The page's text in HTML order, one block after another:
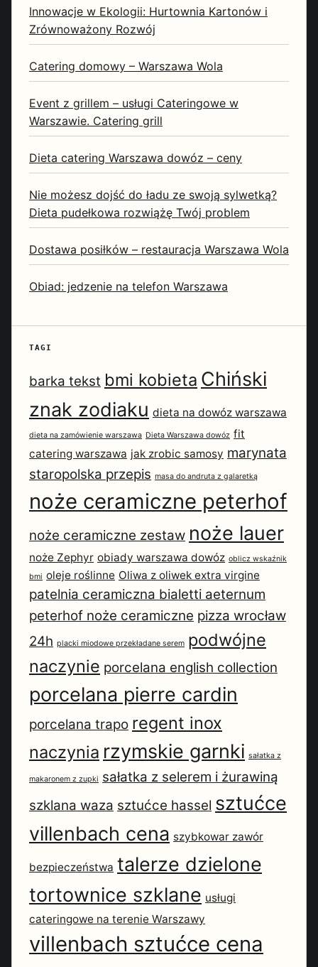
Innowacje w Ekologii: Hurtownia Kartonów i
Zrównoważony Rozwój
Catering domowy – Warszawa Wola
Event z grillem – usługi Cateringowe w
Warszawie. Catering grill
Dieta catering Warszawa dowóz – ceny
Nie możesz dojść do ładu ze swoją sylwetką?
Dieta pudełkowa rozwiążę Twój problem
Dostawa posiłków – restauracja Warszawa Wola
Obiad: jedzenie na telefon Warszawa
TAGI
barka tekst bmi kobieta Chiński
znak zodiaku dieta na dowóz warszawa
dieta na zamówienie warszawa Dieta Warszawa dowóz fit
catering warszawa jak zrobic samosy marynata
staropolska przepis masa do andruta z galaretką
noże ceramiczne peterhof
noże ceramiczne zestaw noże lauer
noże Zephyr obiady warszawa dowóz oblicz wskaźnik
bmi oleje roślinne Oliwa z oliwek extra virgine
patelnia ceramiczna bialetti aeternum
peterhof noże ceramiczne pizza wrocław
24h placki miodowe przekładane serem podwójne
naczynie porcelana english collection
porcelana pierre cardin
porcelana trapo regent inox
naczynia rzymskie garnki sałatka z
makaronem z zupki sałatka z selerem i żurawiną
szklana waza sztućce hassel sztućce
villenbach cena szybkowar zawór
bezpieczeństwa talerze dzielone
tortownice szklane usługi
cateringowe na terenie Warszawy
villenbach sztućce cena